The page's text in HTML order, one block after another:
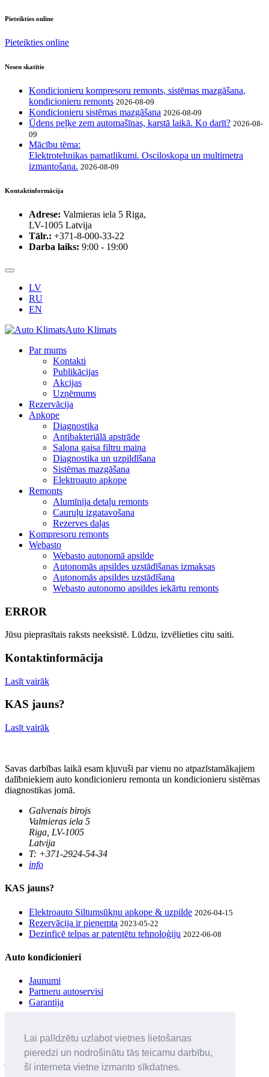
Lai palīdzētu uzlabot vietnes lietošanas
pieredzi un nodrošinātu tās teicamu darbību,
šī interneta vietne izmanto sīkdatnes.
Pieteikties online
Pieteikties online
Nesen skatītie
Kondicionieru kompresoru remonts, sistēmas mazgāšana,
kondicionieru remonts 2026-08-09
Kondicionieru sistēmas mazgāšana 2026-08-09
Ūdens peļķe zem automašīnas, karstā laikā. Ko darīt? 2026-08-
09
Mācību tēma:
Elektrotehnikas pamatlikumi. Osciloskopa un multimetra
izmantošana. 2026-08-09
Kontaktinformācija
Adrese: Valmieras iela 5 Riga,
LV-1005 Latvija
Tālr.: +371-8-000-33-22
Darba laiks: 9:00 - 19:00
LV
RU
EN
Auto Klimats
Par mums
Kontakti
Publikācijas
Akcijas
Uzņēmums
Rezervācija
Apkope
Diagnostika
Antibakteriālā apstrāde
Salona gaisa filtru maiņa
Diagnostika un uzpildīšana
Sistēmas mazgāšana
Elektroauto apkope
Remonts
Alumīnija detaļu remonts
Cauruļu izgatavošana
Rezerves daļas
Kompresoru remonts
Webasto
Webasto autonomā apsilde
Autonomās apsildes uzstādīšanas izmaksas
Autonomās apsildes uzstādīšana
Webasto autonomo apsildes iekārtu remonts
ERROR
Jūsu pieprasītais raksts neeksistē. Lūdzu, izvēlieties citu saiti.
Kontaktinformācija
Lasīt vairāk
KAS jauns?
Lasīt vairāk
Savas darbības laikā esam kļuvuši par vienu no atpazīstamākajiem
dalībniekiem auto kondicionieru remonta un kondicionieru sistēmas
diagnostikas jomā.
Galvenais birojs
Valmieras iela 5
Riga, LV-1005
Latvija
T: +371-2924-54-34
info
KAS jauns?
Elektroauto Siltumsūkņu apkope & uzpilde 2026-04-15
Rezervācija ir pieņemta 2023-05-22
Dezinficē telpas ar patentētu tehnoloģiju 2022-06-08
Auto kondicionieri
Jaunumi
Partneru autoservisi
Garantija
Seko mūsu sociālo tīklu ierakstiem un iegūsti informāciju par
jaunumiem & balvām